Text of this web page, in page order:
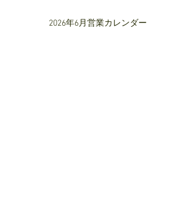
2026年6月営業カレンダー